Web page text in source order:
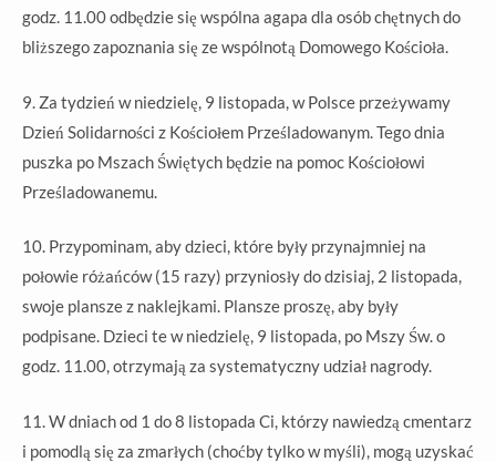
godz. 11.00 odbędzie się wspólna agapa dla osób chętnych do
bliższego zapoznania się ze wspólnotą Domowego Kościoła.
9. Za tydzień w niedzielę, 9 listopada, w Polsce przeżywamy
Dzień Solidarności z Kościołem Prześladowanym. Tego dnia
puszka po Mszach Świętych będzie na pomoc Kościołowi
Prześladowanemu.
10. Przypominam, aby dzieci, które były przynajmniej na
połowie różańców (15 razy) przyniosły do dzisiaj, 2 listopada,
swoje plansze z naklejkami. Plansze proszę, aby były
podpisane. Dzieci te w niedzielę, 9 listopada, po Mszy Św. o
godz. 11.00, otrzymają za systematyczny udział nagrody.
11. W dniach od 1 do 8 listopada Ci, którzy nawiedzą cmentarz
i pomodlą się za zmarłych (choćby tylko w myśli), mogą uzyskać